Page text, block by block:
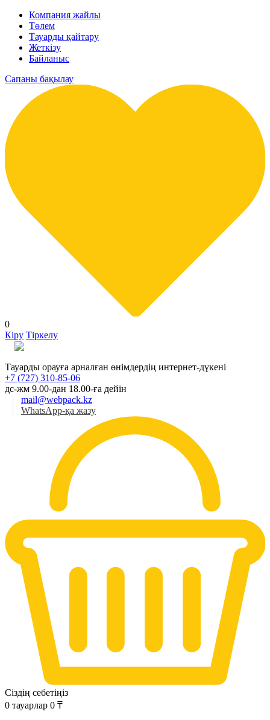
Компания жайлы
Төлем
Тауарды қайтару
Жеткізу
Байланыс
Сапаны бақылау
0
Кіру Тіркелу
Тауарды орауға арналған өнімдердің интернет-дүкені
+7 (727) 310-85-06
дс-жм 9.00-дан 18.00-ға дейін
mail@webpack.kz
WhatsApp-қа жазу
Сіздің себетіңіз
0 тауарлар 0 ₸